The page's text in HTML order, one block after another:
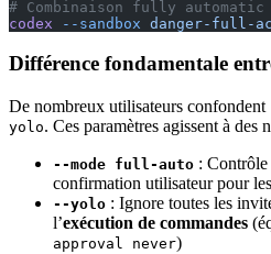
# Combinaison fully automatic
codex --sandbox danger-full-
Différence fondamentale
De nombreux utilisateurs confondent
yolo. Ces paramètres agissent à des
--mode full-auto : Contrôle
confirmation utilisateur pour les
--yolo : Ignore toutes les
l’exécution de commandes
approval never)